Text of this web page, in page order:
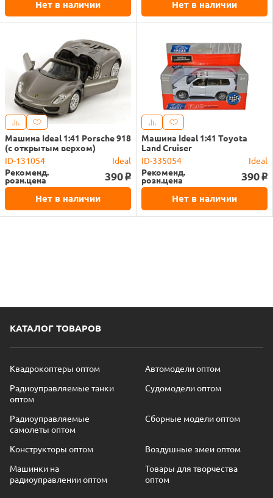
Нет в наличии Нет в наличии
Машина Ideal 1:41 Porsche 918
(с открытым верхом)
ID-131054
Ideal
Рекоменд.
розн.цена 390 o
Нет в наличии
Машина Ideal 1:41 Toyota
Land Cruiser
ID-335054
Ideal
Рекоменд.
розн.цена 390 o
Нет в наличии
КАТАЛОГ ТОВАРОВ
Квадрокоптеры оптом
Автомодели оптом
Радиоуправляемые танки
оптом
Судомодели оптом
Радиоуправляемые
самолеты оптом
Сборные модели оптом
Конструкторы оптом
Воздушные змеи оптом
Машинки на
радиоуправлении оптом
Товары для творчества
оптом